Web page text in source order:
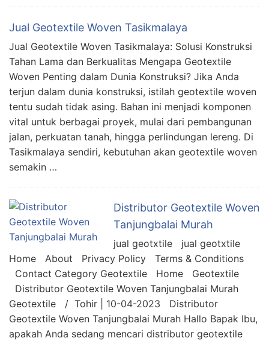
Jual Geotextile Woven Tasikmalaya
Jual Geotextile Woven Tasikmalaya: Solusi Konstruksi
Tahan Lama dan Berkualitas Mengapa Geotextile
Woven Penting dalam Dunia Konstruksi? Jika Anda
terjun dalam dunia konstruksi, istilah geotextile woven
tentu sudah tidak asing. Bahan ini menjadi komponen
vital untuk berbagai proyek, mulai dari pembangunan
jalan, perkuatan tanah, hingga perlindungan lereng. Di
Tasikmalaya sendiri, kebutuhan akan geotextile woven
semakin …
Distributor Geotextile Woven
Tanjungbalai Murah
jual geotxtile jual geotxtile
Home About Privacy Policy Terms & Conditions
Contact Category Geotextile Home Geotextile
Distributor Geotextile Woven Tanjungbalai Murah
Geotextile / Tohir | 10-04-2023 Distributor
Geotextile Woven Tanjungbalai Murah Hallo Bapak Ibu,
apakah Anda sedang mencari distributor geotextile